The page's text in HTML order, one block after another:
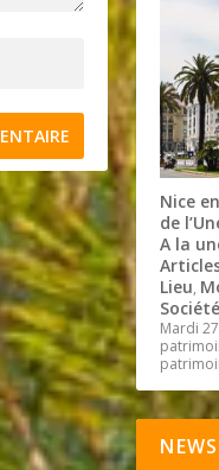
Nice
de
A la
Lieu,
Société
Mardi